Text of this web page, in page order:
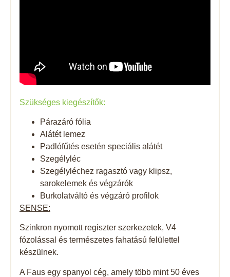
Szükséges kiegészítők:
Párazáró fólia
Alátét lemez
Padlófűtés esetén speciális alátét
Szegélyléc
Szegélyléchez ragasztó vagy klipsz,
sarokelemek és végzárók
Burkolatváltó és végzáró profilok
SENSE:
Szinkron nyomott regiszter szerkezetek, V4
fózolással és természetes fahatású felülettel
készülnek.
A Faus egy spanyol cég, amely több mint 50 éves